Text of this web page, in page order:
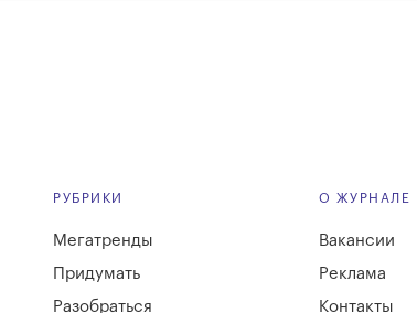
РУБРИКИ
Мегатренды
Придумать
Разобраться
О ЖУРНАЛЕ
Вакансии
Реклама
Контакты